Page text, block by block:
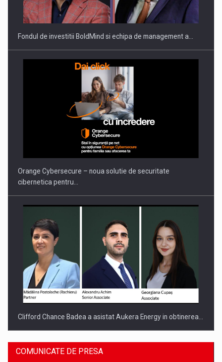
THE…
PUTTING ROMANIAN CORPORATE COMPANIES ON THE
INTERNATIONAL BUSINESS SCENE
Fondul de investitii BoldMind si echipa de management a…
Orange Cybersecure – noua solutie de securitate
cibernetica pentru…
Clifford Chance Badea a asistat Aukera Energy in obtinerea…
COMUNICATE DE PRESA